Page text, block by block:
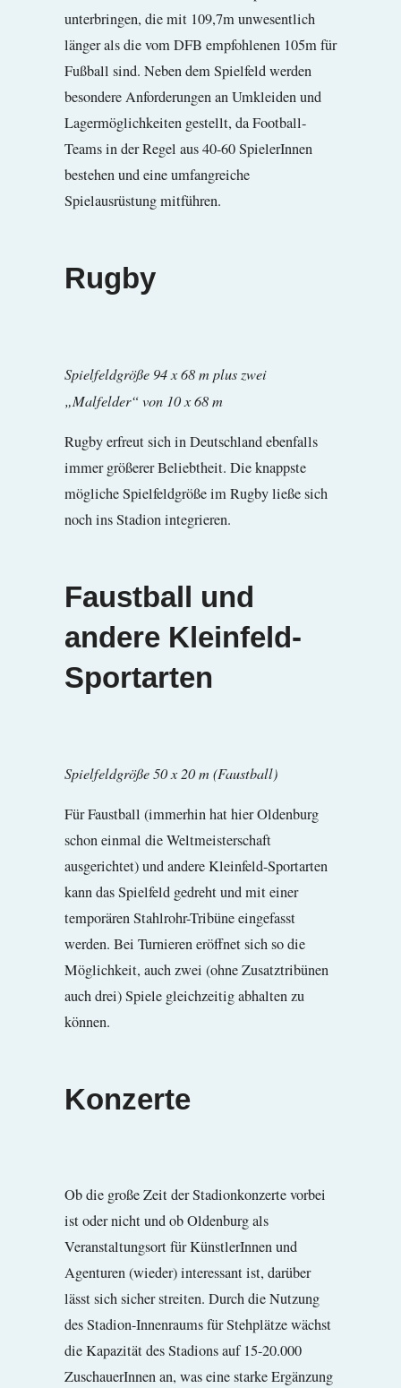
unterbringen, die mit 109,7m unwesentlich
länger als die vom DFB empfohlenen 105m für
Fußball sind. Neben dem Spielfeld werden
besondere Anforderungen an Umkleiden und
Lagermöglichkeiten gestellt, da Football-
Teams in der Regel aus 40-60 SpielerInnen
bestehen und eine umfangreiche
Spielausrüstung mitführen.
Rugby
Spielfeldgröße 94 x 68 m plus zwei
„Malfelder“ von 10 x 68 m
Rugby erfreut sich in Deutschland ebenfalls
immer größerer Beliebtheit. Die knappste
mögliche Spielfeldgröße im Rugby ließe sich
noch ins Stadion integrieren.
Faustball und
andere Kleinfeld-
Sportarten
Spielfeldgröße 50 x 20 m (Faustball)
Für Faustball (immerhin hat hier Oldenburg
schon einmal die Weltmeisterschaft
ausgerichtet) und andere Kleinfeld-Sportarten
kann das Spielfeld gedreht und mit einer
temporären Stahlrohr-Tribüne eingefasst
werden. Bei Turnieren eröffnet sich so die
Möglichkeit, auch zwei (ohne Zusatztribünen
auch drei) Spiele gleichzeitig abhalten zu
können.
Konzerte
Ob die große Zeit der Stadionkonzerte vorbei
ist oder nicht und ob Oldenburg als
Veranstaltungsort für KünstlerInnen und
Agenturen (wieder) interessant ist, darüber
lässt sich sicher streiten. Durch die Nutzung
des Stadion-Innenraums für Stehplätze wächst
die Kapazität des Stadions auf 15-20.000
ZuschauerInnen an, was eine starke Ergänzung